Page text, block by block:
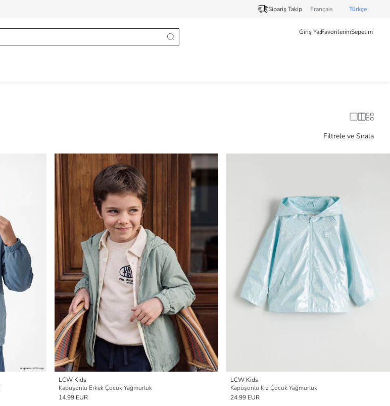
Sipariş Takip Français Türkçe
Giriş YapFavorilerimSepetim
Filtrele ve Sırala
LCW Kids
Kapüşonlu Erkek Çocuk Yağmurluk
14.99 EUR
LCW Kids
Kapüşonlu Kız Çocuk Yağmurluk
24.99 EUR